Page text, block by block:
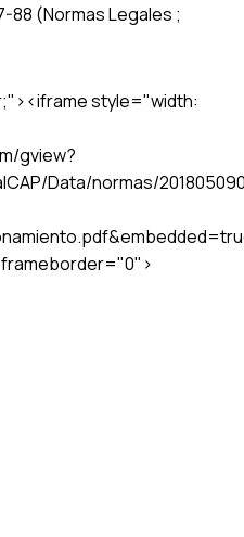
88 (Normas Legales ;
style="width:
gview?
Data/normas/